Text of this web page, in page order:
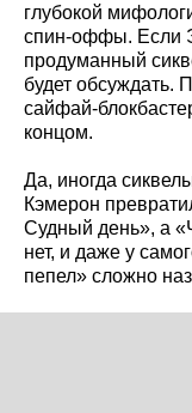
глубокой
спин‑оффы. Если
продуманный
будет обсуждать.
концом.
Да, иногда
Кэмерон
Судный день», а
нет, и даже у
пепел» сложно